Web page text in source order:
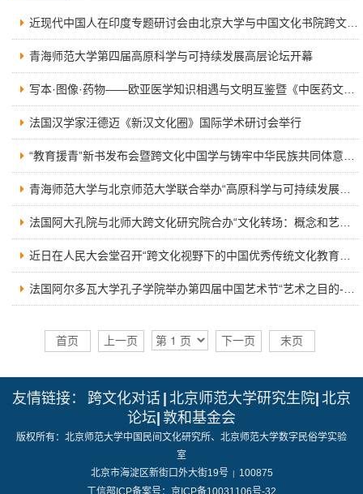
人才培养
科研项目
数字跨文化工作站
近现代中国人在印度专题研讨会由北京大学与中国文化书院跨文化联办
青海师范大学第四届高原科学与可持续发展高层论坛开幕
写本·图像·药物——欧亚医学知识相遇与文明互鉴暨《中医药文化》第十五届学术工作坊会议综述
法国汉学家汪德迈《新汉文化圈》国际学术研讨会举行
“教育援青”新书发布会暨跨文化中国学与铸牢中华民族共同体意识研讨会在京举行
青海师范大学与北京师范大学联合举办“高原科学与可持续发展研究院、北京师范大学跨文化研究院战略合作协议签订仪式暨重大项目启动会”
法国阿大孔院与北师大跨文化研究院合办“文化转场：概念和艺术相遇”研讨会
近日在人民大会堂召开“跨文化视野下的中国优秀传统文化教育与传承 暨《钟敬文全集》出版与钟敬文学术文化思想座谈会”
法国阿尔多瓦大学孔子学院举办第四届中国艺术节“艺术之目的-东西方文化的转场”国际研讨会
首页 上一页 下一页 末页
友情链接： 跨文化对话 北京师范大学研究生院 北京
论坛 敦和基金会
版权所有：北京师范大学中国民间文化研究所、北京师范大学数字民俗学实验
室
北京市海淀区新街口外大街19号
100875